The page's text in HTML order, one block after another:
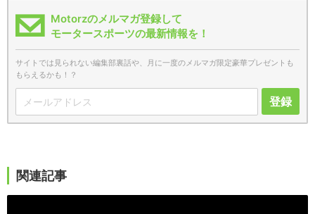
Motorzのメルマガ登録して
モータースポーツの最新情報を！
サイトでは見られない編集部裏話や、月に一度のメルマガ限定豪華プレゼントも
もらえるかも！？
登録
関連記事